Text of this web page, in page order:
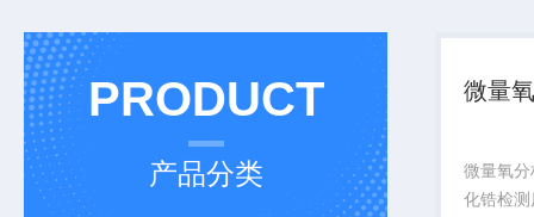
PRODUCT
产品分类
微量
微量氧
化锆检